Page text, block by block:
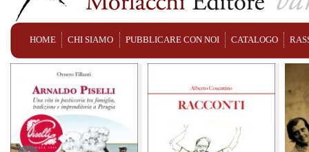
HOME CHI SIAMO PUBBLICARE CON NOI CATALOGO